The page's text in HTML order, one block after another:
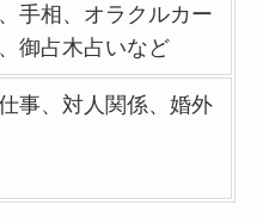
手相、オラクルカー
御占木占いなど
事、対人関係、婚外